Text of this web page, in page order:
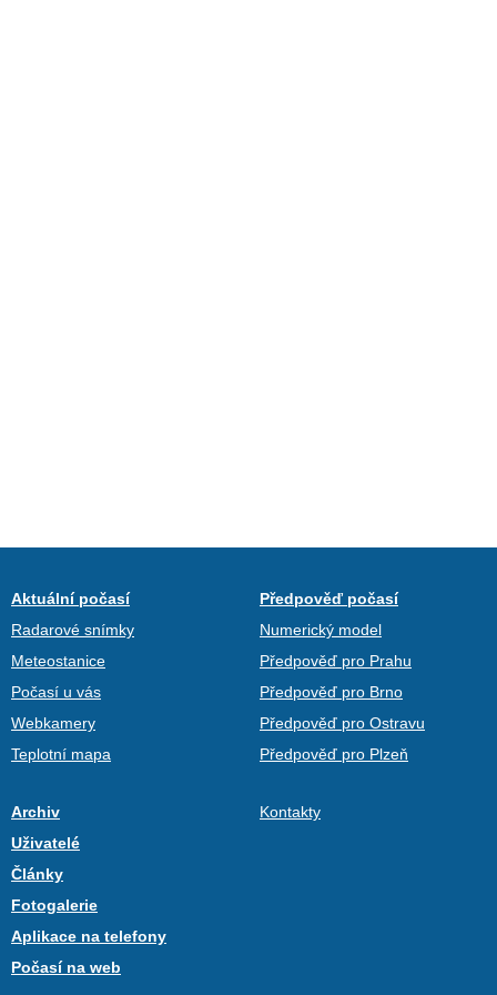
Aktuální počasí
Radarové snímky
Meteostanice
Počasí u vás
Webkamery
Teplotní mapa
Předpověď počasí
Numerický model
Předpověď pro Prahu
Předpověď pro Brno
Předpověď pro Ostravu
Předpověď pro Plzeň
Archiv
Uživatelé
Články
Fotogalerie
Aplikace na telefony
Počasí na web
Kontakty